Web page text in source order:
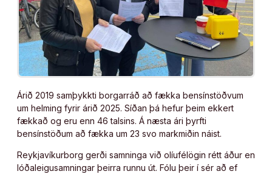
Árið 2019 samþykkti borgarráð að fækka bensínstöðvum
um helming fyrir árið 2025. Síðan þá hefur þeim ekkert
fækkað og eru enn 46 talsins. Á næsta ári þyrfti
bensínstöðum að fækka um 23 svo markmiðin náist.
Reykjavíkurborg gerði samninga við olíufélögin rétt áður en
lóðaleigusamningar þeirra runnu út. Fólu þeir í sér að ef